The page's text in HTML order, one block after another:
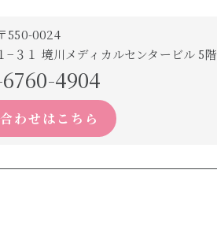
550-0024
３１ 境川メディカルセンタービル 5階
4904
わせはこちら